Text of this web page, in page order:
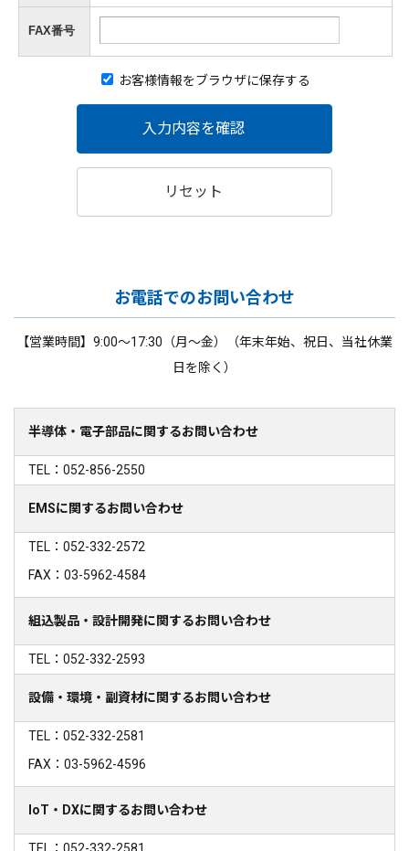
FAX番号
お客様情報をブラウザに保存する
入力内容を確認
リセット
お電話でのお問い合わせ
【営業時間】9:00～17:30（月～金）（年末年始、祝日、当社休業
日を除く）
半導体・電子部品に関するお問い合わせ
TEL：052-856-2550
EMSに関するお問い合わせ
TEL：052-332-2572
FAX：03-5962-4584
組込製品・設計開発に関するお問い合わせ
TEL：052-332-2593
設備・環境・副資材に関するお問い合わせ
TEL：052-332-2581
FAX：03-5962-4596
IoT・DXに関するお問い合わせ
TEL：052-332-2581